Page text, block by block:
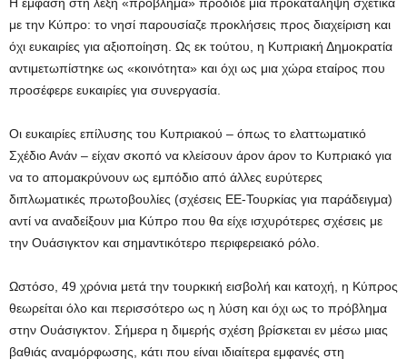
με την Κύπρο: το νησί παρουσίαζε προκλήσεις προς διαχείριση και
όχι ευκαιρίες για αξιοποίηση. Ως εκ τούτου, η Κυπριακή Δημοκρατία
αντιμετωπίστηκε ως «κοινότητα» και όχι ως μια χώρα εταίρος που
προσέφερε ευκαιρίες για συνεργασία.
Οι ευκαιρίες επίλυσης του Κυπριακού – όπως το ελαττωματικό
Σχέδιο Ανάν – είχαν σκοπό να κλείσουν άρον άρον το Κυπριακό για
να το απομακρύνουν ως εμπόδιο από άλλες ευρύτερες
διπλωματικές πρωτοβουλίες (σχέσεις ΕΕ-Τουρκίας για παράδειγμα)
αντί να αναδείξουν μια Κύπρο που θα είχε ισχυρότερες σχέσεις με
την Ουάσιγκτον και σημαντικότερο περιφερειακό ρόλο.
Ωστόσο, 49 χρόνια μετά την τουρκική εισβολή και κατοχή, η Κύπρος
θεωρείται όλο και περισσότερο ως η λύση και όχι ως το πρόβλημα
στην Ουάσιγκτον. Σήμερα η διμερής σχέση βρίσκεται εν μέσω μιας
βαθιάς αναμόρφωσης, κάτι που είναι ιδιαίτερα εμφανές στη